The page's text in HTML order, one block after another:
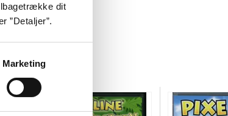
dit
”Detaljer”.
Marketing